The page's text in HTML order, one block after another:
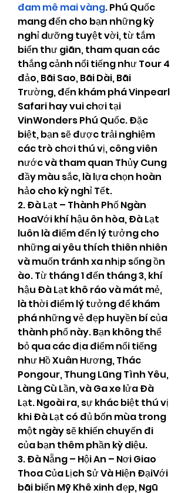
đam mê mai vàng. Phú Quốc
mang đến cho bạn những kỳ
nghỉ dưỡng tuyệt vời, từ tắm
biển thư giãn, tham quan các
thắng cảnh nổi tiếng như Tour 4
đảo, Bãi Sao, Bãi Dài, Bãi
Trường, đến khám phá Vinpearl
Safari hay vui chơi tại
VinWonders Phú Quốc. Đặc
biệt, bạn sẽ được trải nghiệm
các trò chơi thú vị, công viên
nước và tham quan Thủy Cung
đầy màu sắc, là lựa chọn hoàn
hảo cho kỳ nghỉ Tết.
2. Đà Lạt – Thành Phố Ngàn
HoaVới khí hậu ôn hòa, Đà Lạt
luôn là điểm đến lý tưởng cho
những ai yêu thích thiên nhiên
và muốn tránh xa nhịp sống ồn
ào. Từ tháng 1 đến tháng 3, khí
hậu Đà Lạt khô ráo và mát mẻ,
là thời điểm lý tưởng để khám
phá những vẻ đẹp huyền bí của
thành phố này. Bạn không thể
bỏ qua các địa điểm nổi tiếng
như Hồ Xuân Hương, Thác
Pongour, Thung Lũng Tình Yêu,
Làng Cù Lần, và Ga xe lửa Đà
Lạt. Ngoài ra, sự khác biệt thú vị
khi Đà Lạt có đủ bốn mùa trong
một ngày sẽ khiến chuyến đi
của bạn thêm phần kỳ diệu.
3. Đà Nẵng – Hội An – Nơi Giao
Thoa Của Lịch Sử Và Hiện ĐạiVới
bãi biển Mỹ Khê xinh đẹp, Ngũ